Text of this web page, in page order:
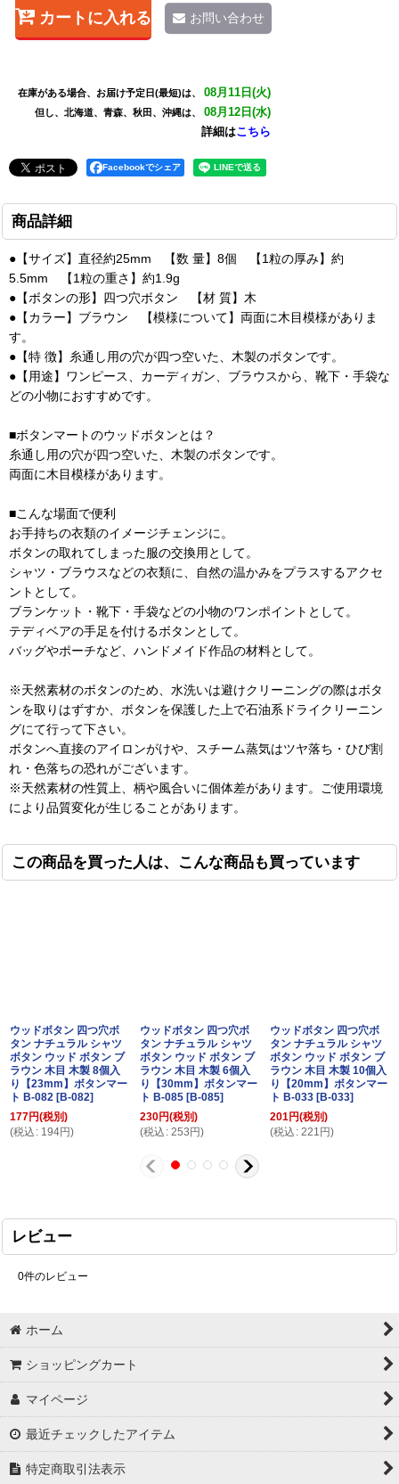
在庫がある場合、お届け予定日(最短)は、 08月11日(火)
但し、北海道、青森、秋田、沖縄は、 08月12日(水)
詳細はこちら
カートに入れる お問い合わせ
Facebookでシェア
商品詳細
●【サイズ】直径約25mm 【数 量】8個 【1粒の厚み】約
5.5mm 【1粒の重さ】約1.9g
●【ボタンの形】四つ穴ボタン 【材 質】木
●【カラー】ブラウン 【模様について】両面に木目模様がありま
す。
●【特 徴】糸通し用の穴が四つ空いた、木製のボタンです。
●【用途】ワンピース、カーディガン、ブラウスから、靴下・手袋な
どの小物におすすめです。
■ボタンマートのウッドボタンとは？
糸通し用の穴が四つ空いた、木製のボタンです。
両面に木目模様があります。
■こんな場面で便利
お手持ちの衣類のイメージチェンジに。
ボタンの取れてしまった服の交換用として。
シャツ・ブラウスなどの衣類に、自然の温かみをプラスするアクセ
ントとして。
ブランケット・靴下・手袋などの小物のワンポイントとして。
テディベアの手足を付けるボタンとして。
バッグやポーチなど、ハンドメイド作品の材料として。
※天然素材のボタンのため、水洗いは避けクリーニングの際はボタ
ンを取りはずすか、ボタンを保護した上で石油系ドライクリーニン
グにて行って下さい。
ボタンへ直接のアイロンがけや、スチーム蒸気はツヤ落ち・ひび割
れ・色落ちの恐れがございます。
※天然素材の性質上、柄や風合いに個体差があります。ご使用環境
により品質変化が生じることがあります。
この商品を買った人は、こんな商品も買っています
ウッドボタン 四つ穴ボ
タン ナチュラル シャツ
ボタン ウッド ボタン ブ
ラウン 木目 木製 8個入
り【23mm】ボタンマー
ト B-082 [B-082]
177円(税別)
(税込 : 194円)
ウッドボタン 四つ穴ボ
タン ナチュラル シャツ
ボタン ウッド ボタン ブ
ラウン 木目 木製 6個入
り【30mm】ボタンマー
ト B-085 [B-085]
230円(税別)
(税込 : 253 円)
ウッドボタン 四つ穴ボ
タン ナチュラル シャツ
ボタン ウッド ボタン ブ
ラウン 木目 木製 10個入
り【20mm】ボタンマー
ト B-033 [B-033]
201円(税別)
(税込 : 221 円)
レビュー
0件のレビュー
ホーム
ショッピングカート
マイページ
最近チェックしたアイテム
特定商取引法表示